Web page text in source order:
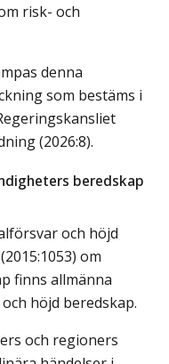
risk- och
denna
som bestäms i
(2026:8).
beredskap
och höjd
om
finns allmänna
höjd beredskap.
och regioners